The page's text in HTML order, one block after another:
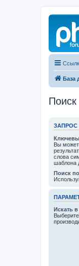
База
Поиск
ЗАПРОС
Вы
слова
шаблона
Поиск
Искать